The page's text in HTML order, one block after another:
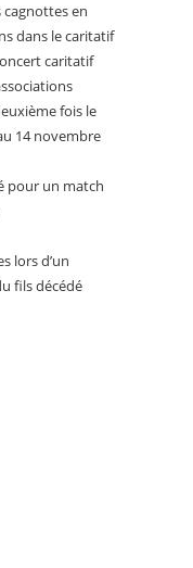
cagnottes en
dans le caritatif
caritatif
fois le
14 novembre
pour un match
lors d’un
fils décédé